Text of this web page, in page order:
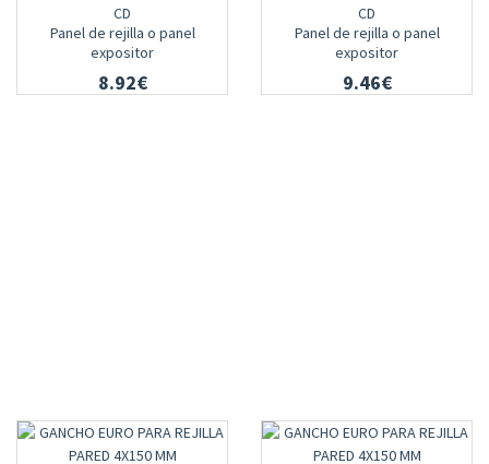
CD
Panel de rejilla o panel
expositor
8.92€
CD
Panel de rejilla o panel
expositor
9.46€